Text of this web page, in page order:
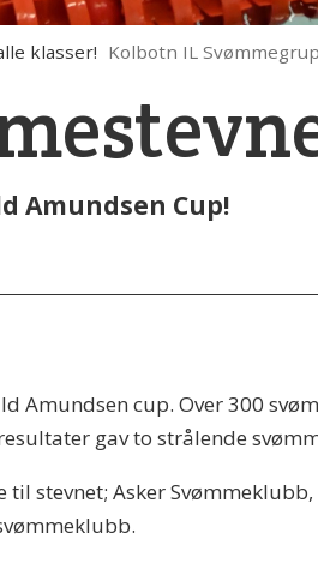
klasser! Kolbotn IL
Amundsen Cup!
Amundsen cup. Over 300
gav to strålende
stevnet; Asker